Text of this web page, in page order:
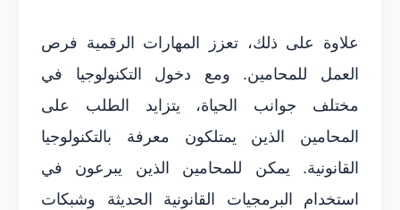
علاوة على ذلك، تعزز المهارات الرقمية فرص
العمل للمحامين. ومع دخول التكنولوجيا في
مختلف جوانب الحياة، يتزايد الطلب على
المحامين الذين يمتلكون معرفة بالتكنولوجيا
القانونية. يمكن للمحامين الذين يبرعون في
استخدام البرمجيات القانونية الحديثة وشبكات